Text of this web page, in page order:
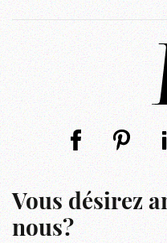
Vous désirez
nous?